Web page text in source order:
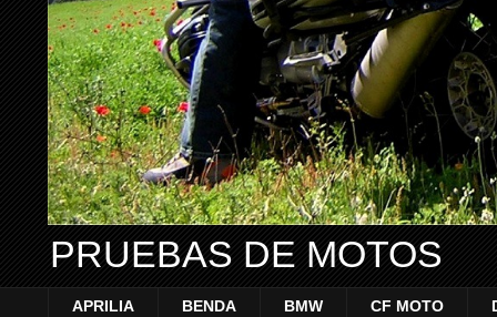
PRUEBAS DE MOTOS
APRILIA BENDA BMW CF MOTO